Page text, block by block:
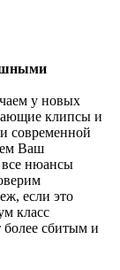
у новых
клипсы и
современной
Ваш
нюансы
если это
класс
более сбитым и